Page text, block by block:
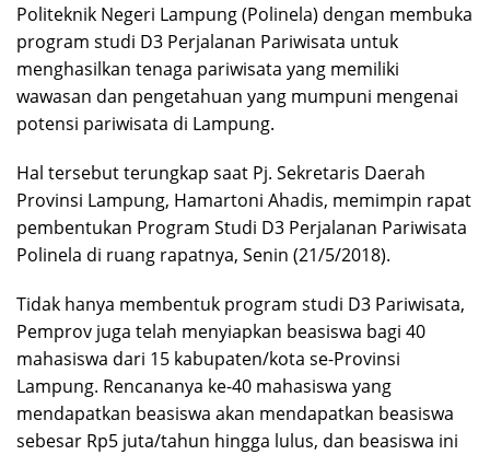
Politeknik Negeri Lampung (Polinela) dengan membuka
program studi D3 Perjalanan Pariwisata untuk
menghasilkan tenaga pariwisata yang memiliki
wawasan dan pengetahuan yang mumpuni mengenai
potensi pariwisata di Lampung.
Hal tersebut terungkap saat Pj. Sekretaris Daerah
Provinsi Lampung, Hamartoni Ahadis, memimpin rapat
pembentukan Program Studi D3 Perjalanan Pariwisata
Polinela di ruang rapatnya, Senin (21/5/2018).
Tidak hanya membentuk program studi D3 Pariwisata,
Pemprov juga telah menyiapkan beasiswa bagi 40
mahasiswa dari 15 kabupaten/kota se-Provinsi
Lampung. Rencananya ke-40 mahasiswa yang
mendapatkan beasiswa akan mendapatkan beasiswa
sebesar Rp5 juta/tahun hingga lulus, dan beasiswa ini